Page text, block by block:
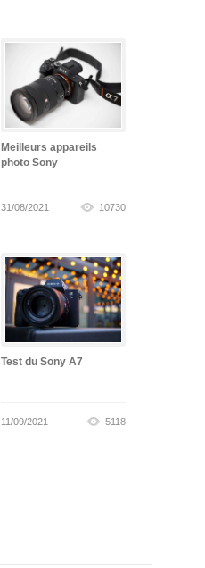
Meilleurs appareils
photo Sony
31/08/2021 10730
Test du Sony A7
11/09/2021 5118